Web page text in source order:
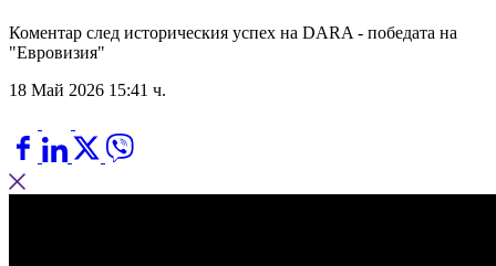
Коментар след историческия успех на DARA - победата на
"Евровизия"
18 Май 2026 15:41 ч.